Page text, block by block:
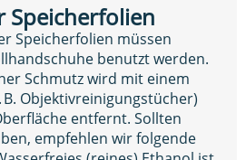
Speicherfolien
Speicherfolien müssen
benutzt werden.
Schmutz wird mit einem
Objektivreinigungstücher)
entfernt. Sollten
empfehlen wir folgende